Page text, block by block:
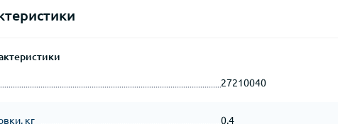
27210040
кг 0.4